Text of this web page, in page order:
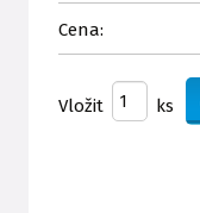
Cena:
Vložit ks